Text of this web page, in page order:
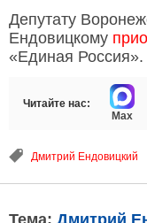
Депутату
Ендовицкому
«Единая Россия».
Читайте нас:
Max
Дмитрий Ендовицкий
Тема: Дмитрий